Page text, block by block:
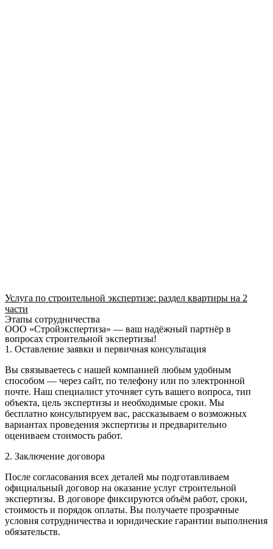
Услуга по строительной экспертизе: раздел квартиры на 2
части
Этапы сотрудничества
ООО «Стройэкспертиза» — ваш надёжный партнёр в
вопросах строительной экспертизы!
1. Оставление заявки и первичная консультация
Вы связываетесь с нашей компанией любым удобным
способом — через сайт, по телефону или по электронной
почте. Наш специалист уточняет суть вашего вопроса, тип
объекта, цель экспертизы и необходимые сроки. Мы
бесплатно консультируем вас, рассказываем о возможных
вариантах проведения экспертизы и предварительно
оцениваем стоимость работ.
2. Заключение договора
После согласования всех деталей мы подготавливаем
официальный договор на оказание услуг строительной
экспертизы. В договоре фиксируются объём работ, сроки,
стоимость и порядок оплаты. Вы получаете прозрачные
условия сотрудничества и юридические гарантии выполнения
обязательств.